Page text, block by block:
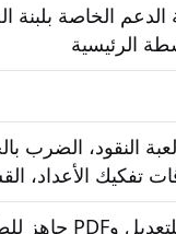
الخاصة بلبنة
الرئيسية
النقود، الضرب
تفكيك الأعداد،